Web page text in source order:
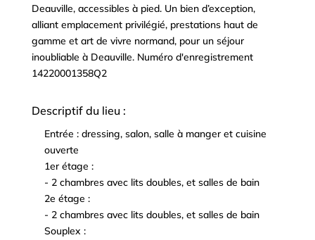
Deauville, accessibles à pied. Un bien d’exception,
alliant emplacement privilégié, prestations haut de
gamme et art de vivre normand, pour un séjour
inoubliable à Deauville. Numéro d'enregistrement
14220001358Q2
Descriptif du lieu :
Entrée : dressing, salon, salle à manger et cuisine
ouverte
1er étage :
- 2 chambres avec lits doubles, et salles de bain
2e étage :
- 2 chambres avec lits doubles, et salles de bain
Souplex :